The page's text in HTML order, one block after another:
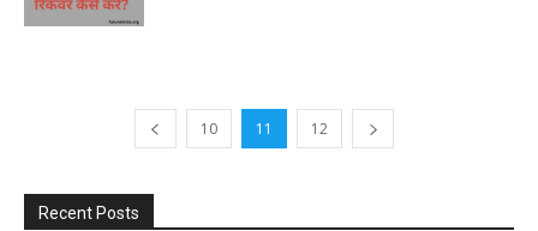
10 11 12
Recent Posts